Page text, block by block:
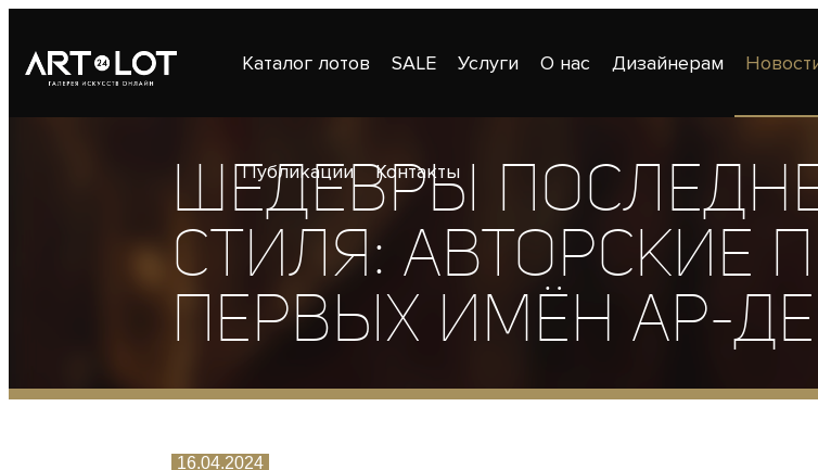
Каталог лотов SALE Услуги О нас Дизайнерам
Публикации Контакты
ШЕДЕВРЫ
СТИЛЯ: АВТОРСКИЕ
ПЕРВЫХ ИМЁН АР-
16.04.2024